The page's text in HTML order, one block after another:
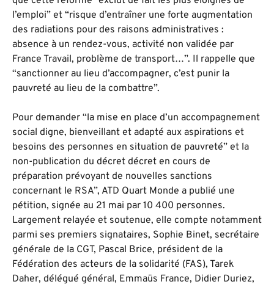
l’emploi” et “risque d’entraîner une forte augmentation
des radiations pour des raisons administratives :
absence à un rendez-vous, activité non validée par
France Travail, problème de transport…”. Il rappelle que
“sanctionner au lieu d’accompagner, c’est punir la
pauvreté au lieu de la combattre”.
Pour demander “la mise en place d’un accompagnement
social digne, bienveillant et adapté aux aspirations et
besoins des personnes en situation de pauvreté” et la
non-publication du décret décret en cours de
préparation prévoyant de nouvelles sanctions
concernant le RSA”, ATD Quart Monde a publié une
pétition, signée au 21 mai par 10 400 personnes.
Largement relayée et soutenue, elle compte notamment
parmi ses premiers signataires, Sophie Binet, secrétaire
générale de la CGT, Pascal Brice, président de la
Fédération des acteurs de la solidarité (FAS), Tarek
Daher, délégué général, Emmaüs France, Didier Duriez,